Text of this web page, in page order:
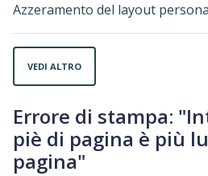
Azzeramento del layout
VEDI ALTRO
Errore di stampa:
piè di pagina è più
pagina"